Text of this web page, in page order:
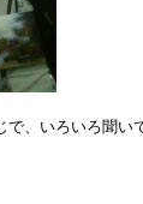
、いろいろ聞